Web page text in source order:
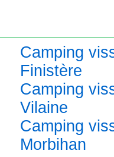
Camping
Finistère
Camping
Vilaine
Camping
Morbihan